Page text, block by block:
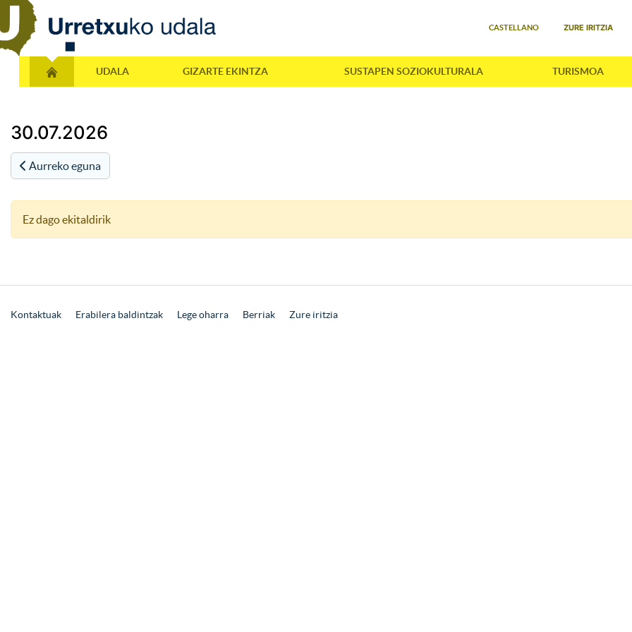
CASTELLANO ZURE IRITZIA
UDALA GIZARTE EKINTZA SUSTAPEN SOZIOKULTURALA TURISMOA
30.07.2026
Aurreko eguna
Ez dago ekitaldirik
Kontaktuak Erabilera baldintzak Lege oharra Berriak Zure iritzia